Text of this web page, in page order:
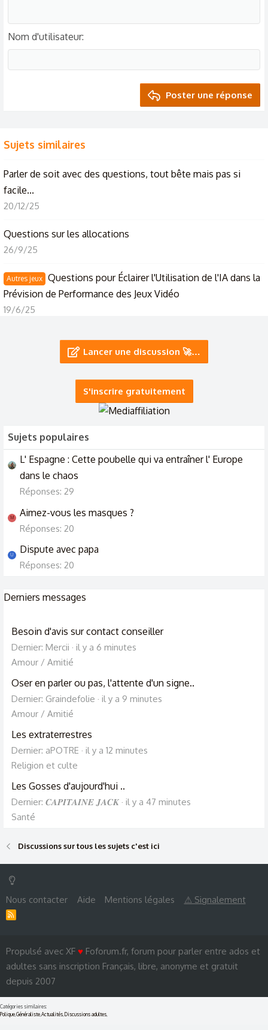
Nom d'utilisateur
Poster une réponse
Sujets similaires
Parler de soit avec des questions, tout bête mais pas si
facile...
20/12/25
Questions sur les allocations
26/9/25
Autres jeux
Questions pour Éclairer l'Utilisation de l'IA dans la
Prévision de Performance des Jeux Vidéo
19/6/25
Questions sur le brevet blanc ?
🌀❓❓🌀 Le coin des questions... c'est ici !...❓🌀
Lancer une discussion 🚀…
S'inscrire gratuitement
Sujets populaires
L' Espagne : Cette poubelle qui va entraîner l' Europe
dans le chaos
Réponses: 29
M Aimez-vous les masques ?
Réponses: 20
U Dispute avec papa
Réponses: 20
Derniers messages
Besoin d'avis sur contact conseiller
Dernier: Mercii
il y a 6 minutes
Amour / Amitié
Oser en parler ou pas, l'attente d'un signe..
Dernier: Graindefolie
il y a 9 minutes
Amour / Amitié
Les extraterrestres
Dernier: aPOTRE
il y a 12 minutes
Religion et culte
Les Gosses d'aujourd'hui ..
Dernier: 𝑪𝑨𝑷𝑰𝑻𝑨𝑰𝑵𝑬 𝑱𝑨𝑪𝑲 il y a 47 minutes
Santé
Discussions sur tous les sujets c'est ici
Nous contacter Aide Mentions légales ⚠ Signalement
Propulsé avec XF ♥ Foforum.fr, forum pour parler entre ados et
adultes sans inscription Français, libre, anonyme et gratuit
depuis 2007
Catégories similaires:
Polique,Généraliste,Actualités, Discussions adultes,